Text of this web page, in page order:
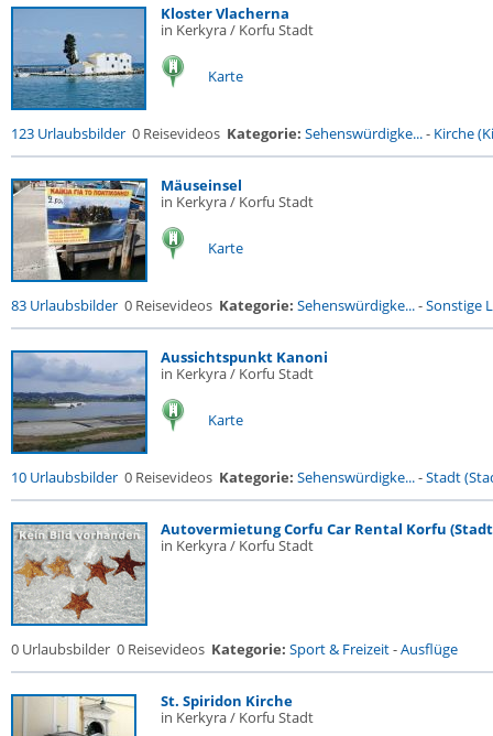
Kloster Vlacherna
in Kerkyra / Korfu Stadt
Karte
123 Urlaubsbilder 0 Reisevideos Kategorie: Sehenswürdigke...- Kirche
Mäuseinsel
in Kerkyra / Korfu Stadt
Karte
83 Urlaubsbilder 0 Reisevideos Kategorie: Sehenswürdigke...-Sonstige
Aussichtspunkt Kanoni
in Kerkyra / Korfu Stadt
Karte
10 Urlaubsbilder 0 Reisevideos Kategorie: Sehenswürdigke...-Stadt
Autovermietung Corfu Car Rental Korfu
in Kerkyra / Korfu Stadt
0 Urlaubsbilder 0 Reisevideos Kategorie: Sport & Freizeit-Ausflüge
St. Spiridon Kirche
in Kerkyra / Korfu Stadt